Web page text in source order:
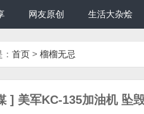
网友原创 生活大杂烩
首页 > 榴榴无忌
] 美军KC-135加油机 坠